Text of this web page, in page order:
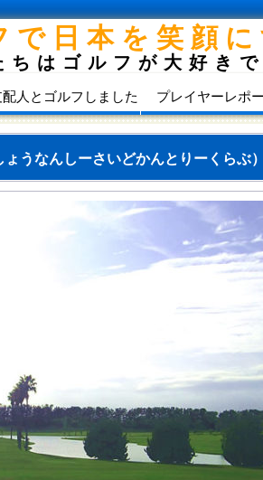
で日本を笑顔に
ちはゴルフが大好きで
配人とゴルフしました プレイヤーレポ
ょうなんしーさいどかんとりーくらぶ）